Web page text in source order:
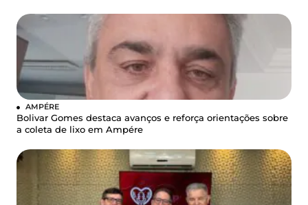
AMPÉRE
Bolivar Gomes destaca avanços e reforça orientações sobre
a coleta de lixo em Ampére